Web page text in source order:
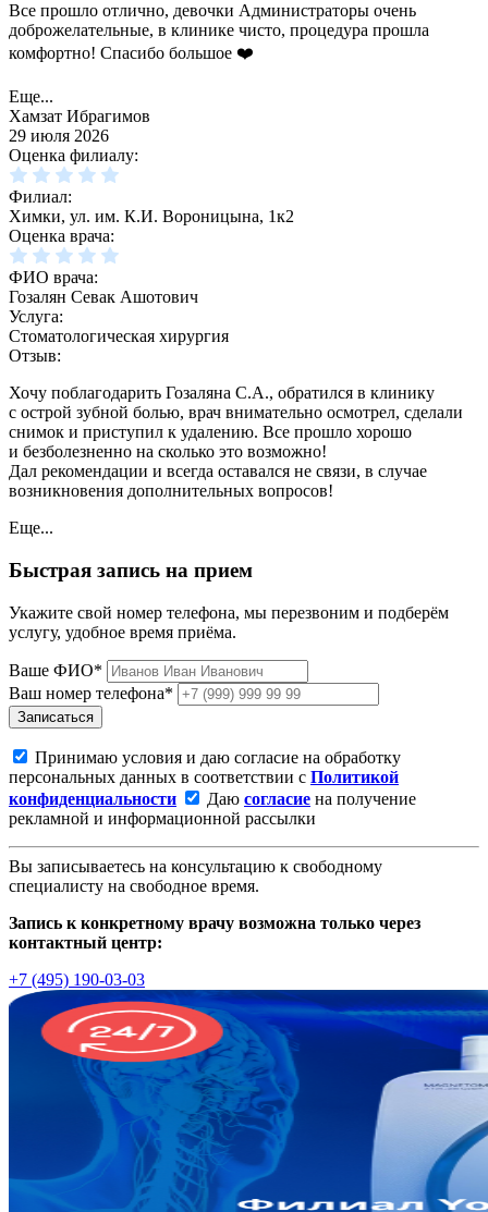
Все прошло отлично, девочки Администраторы очень
доброжелательные, в клинике чисто, процедура прошла
комфортно! Спасибо большое ❤️
Еще...
Хамзат Ибрагимов
29 июля 2026
Оценка филиалу:
Филиал:
Химки, ул. им. К.И. Вороницына, 1к2
Оценка врача:
ФИО врача:
Гозалян Севак Ашотович
Услуга:
Стоматологическая хирургия
Отзыв:
Хочу поблагодарить Гозаляна С.А., обратился в клинику
с острой зубной болью, врач внимательно осмотрел, сделали
снимок и приступил к удалению. Все прошло хорошо
и безболезненно на сколько это возможно!
Дал рекомендации и всегда оставался не связи, в случае
возникновения дополнительных вопросов!
Еще...
Быстрая запись на прием
Укажите свой номер телефона, мы перезвоним и подберём
услугу, удобное время приёма.
Ваше ФИО*
Ваш номер телефона*
Записаться
Принимаю условия и даю согласие на обработку
персональных данных в соответствии с Политикой
конфиденциальности
Даю согласие на получение
рекламной и информационной рассылки
Вы записываетесь на консультацию к свободному
специалисту на свободное время.
Запись к конкретному врачу возможна только через
контактный центр:
+7 (495) 190-03-03